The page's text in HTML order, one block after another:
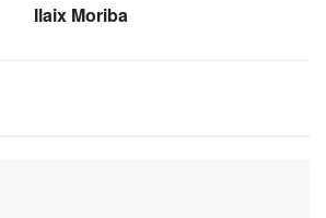
Ilaix Moriba